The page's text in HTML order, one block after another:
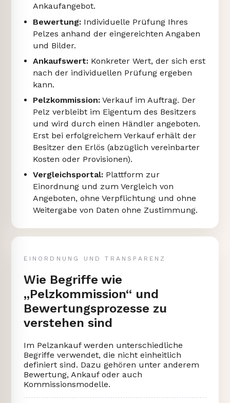
Ankaufangebot.
Bewertung: Individuelle Prüfung Ihres
Pelzes anhand der eingereichten Angaben
und Bilder.
Ankaufswert: Konkreter Wert, der sich erst
nach der individuellen Prüfung ergeben
kann.
Pelzkommission: Verkauf im Auftrag. Der
Pelz verbleibt im Eigentum des Besitzers
und wird durch einen Händler angeboten.
Erst bei erfolgreichem Verkauf erhält der
Besitzer den Erlös (abzüglich vereinbarter
Kosten oder Provisionen).
Vergleichsportal: Plattform zur
Einordnung und zum Vergleich von
Angeboten, ohne Verpflichtung und ohne
Weitergabe von Daten ohne Zustimmung.
EINORDNUNG UND TRANSPARENZ
Wie Begriffe wie
„Pelzkommission“ und
Bewertungsprozesse zu
verstehen sind
Im Pelzankauf werden unterschiedliche
Begriffe verwendet, die nicht einheitlich
definiert sind. Dazu gehören unter anderem
Bewertung, Ankauf oder auch
Kommissionsmodelle.